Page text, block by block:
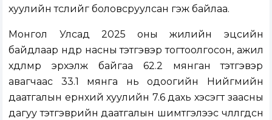
хуулийн төслийг боловсруулсан гэж байлаа.
Монгол Улсад 2025 оны жилийн эцсийн
байдлаар өндөр насны тэтгэвэр тогтоолгосон, ажил
хөдөлмөр эрхэлж байгаа 62.2 мянган тэтгэвэр
авагчаас 33.1 мянга нь одоогийн Нийгмийн
даатгалын ерөнхий хуулийн 7.6 дахь хэсэгт заасны
дагуу тэтгэврийн даатгалын шимтгэлээс чөлөөлөгдсөн